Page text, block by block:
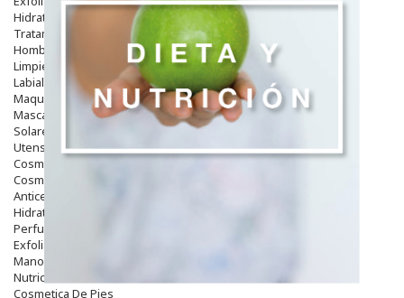
Hidratantes
Tratamientos De Noche
Hombre
Limpieza
Labiales
Maquillajes Y Color
Mascarillas
Solares
Utensilios
Cosmética Capilar
Cosmética Corporal
Anticelulíticos
Hidratantes Corporales
Perfumes Y Colonias
Exfoliantes Corporales
Manos Y Uñas
Nutricosmética
Cosmetica De Pies